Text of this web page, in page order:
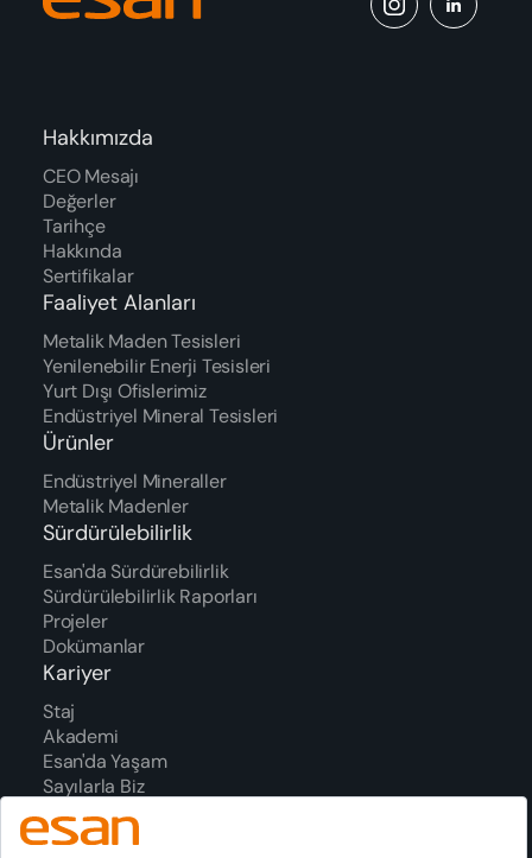
Hakkımızda
CEO Mesajı
Değerler
Tarihçe
Hakkında
Sertifikalar
Faaliyet Alanları
Metalik Maden Tesisleri
Yenilenebilir Enerji Tesisleri
Yurt Dışı Ofislerimiz
Endüstriyel Mineral Tesisleri
Ürünler
Endüstriyel Mineraller
Metalik Madenler
Sürdürülebilirlik
Esan'da Sürdürebilirlik
Sürdürülebilirlik Raporları
Projeler
Dokümanlar
Kariyer
Staj
Akademi
Esan'da Yaşam
Sayılarla Biz
Süreç
Ödüller